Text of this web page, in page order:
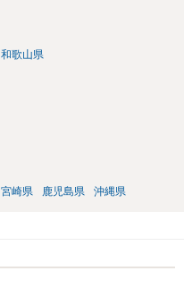
和歌山県
宮崎県 鹿児島県 沖縄県